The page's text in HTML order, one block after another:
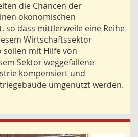
die Chancen der
ökonomischen
so dass mittlerweile eine Reihe
Wirtschaftssektor
sollen mit Hilfe von
Sektor weggefallene
kompensiert und
umgenutzt werden.